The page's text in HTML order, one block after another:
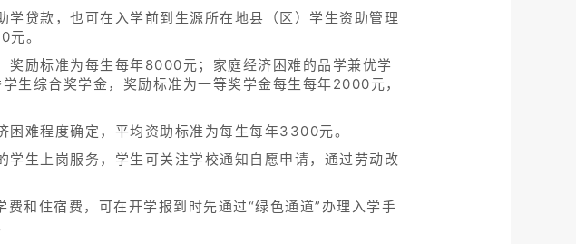
学贷款，也可在入学前到生源所在地县（区）学生资助管理
。
奖励标准为每生每年8000元；家庭经济困难的品学兼优学
生综合奖学金，奖励标准为一等奖学金每生每年2000元，
困难程度确定，平均资助标准为每生每年3300元。
学生上岗服务，学生可关注学校通知自愿申请，通过劳动改
和住宿费，可在开学报到时先通过“绿色通道”办理入学手